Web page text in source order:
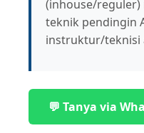
(inhouse/
teknik pendingin
instruktur/teknisi
💬 Tanya via